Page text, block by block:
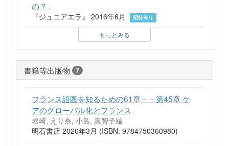
の？」
『ジュニアエラ』 2016年6月 招待有り
もっとみる
書籍等出版物 7
フランス語圏を知るための61章－－第45章 ケ
アのグローバル化とフランス
岩崎, えり奈, 小島, 真智子編
明石書店 2026年3月 (ISBN: 9784750360980)